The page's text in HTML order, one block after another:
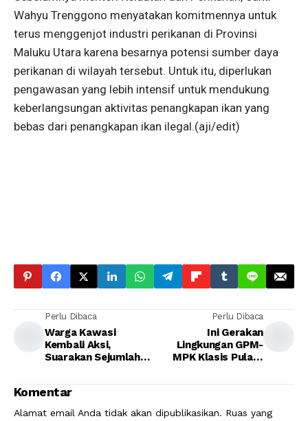
Wahyu Trenggono menyatakan komitmennya untuk
terus menggenjot industri perikanan di Provinsi
Maluku Utara karena besarnya potensi sumber daya
perikanan di wilayah tersebut. Untuk itu, diperlukan
pengawasan yang lebih intensif untuk mendukung
keberlangsungan aktivitas penangkapan ikan yang
bebas dari penangkapan ikan ilegal.(aji/edit)
Perlu Dibaca
Warga Kawasi
Kembali Aksi,
Suarakan Sejumlah
Perlu Dibaca
Ini Gerakan
Lingkungan GPM-
MPK Klasis Pulau-
Komentar
Alamat email Anda tidak akan dipublikasikan. Ruas yang